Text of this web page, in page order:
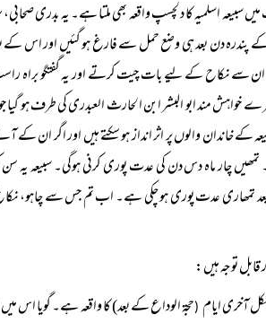
سبیعہ اسلمیہ کا دلچسپ واقعہ بھی ملتا ہے۔ یہ بدری
پندرہ دن بعد ہی وضع حمل سے فارغ ہو گئیں اور اس کے
سے نکاح کے لیے بات چیت کرتے اور یہ گفتگو براہ
خواہش مند ابو البشر ابن الحارث العبدری کی طرف ہو
کے خاندان والوں پر اثر انداز ہو سکتے ہیں اور اگر ان
چار ماہ دس دن کی عدت پوری کرنی ہوگی۔ سبیعہ یہ
تمھاری عدت پوری ہو چکی ہے۔ اب تم جس سے چاہو،
توجہ ہیں:
آخری ایام (حجۃ الوداع کے بعد) کا واقعہ ہے۔ گویا اس